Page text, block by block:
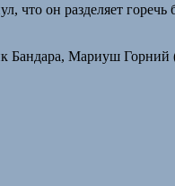
он разделяет
Бандара, Мариуш Горний